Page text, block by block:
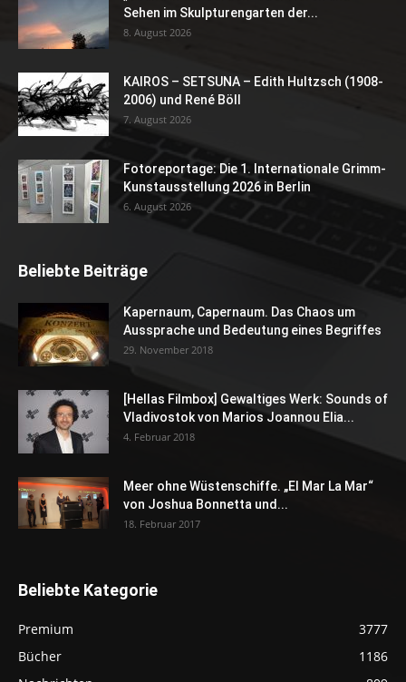
Sehen im Skulpturengarten der...
8. August 2026
KAIROS – SETSUNA – Edith Hultzsch (1908-
2006) und René Böll
7. August 2026
Fotoreportage: Die 1. Internationale Grimm-
Kunstausstellung 2026 in Berlin
6. August 2026
Beliebte Beiträge
Kapernaum, Capernaum. Das Chaos um
Aussprache und Bedeutung eines Begriffes
29. November 2018
[Hellas Filmbox] Gewaltiges Werk: Sounds of
Vladivostok von Marios Joannou Elia...
4. Februar 2018
Meer ohne Wüstenschiffe. „El Mar La Mar“
von Joshua Bonnetta und...
18. Februar 2017
Beliebte Kategorie
Premium
3777
Bücher
1186